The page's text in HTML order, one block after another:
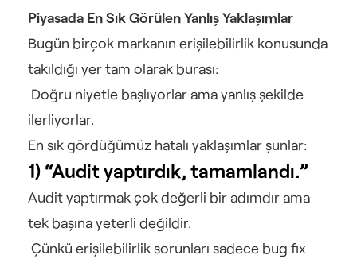
Piyasada En Sık Görülen Yanlış Yaklaşımlar
Bugün birçok markanın erişilebilirlik konusunda
takıldığı yer tam olarak burası:
ilerliyorlar.
En sık gördüğümüz hatalı yaklaşımlar şunlar:
1) “Audit yaptırdık, tamamlandı.”
Audit yaptırmak çok değerli bir adımdır ama
tek başına yeterli değildir.